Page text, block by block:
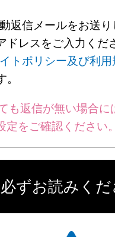
返信メールをお送
ドレスをご入力くだ
トポリシー及び利用
も返信が無い場合
定をご確認ください
必ずお読みく